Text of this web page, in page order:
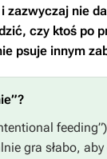
zazwyczaj nie
czy ktoś po
psuje innym
gra słabo, aby